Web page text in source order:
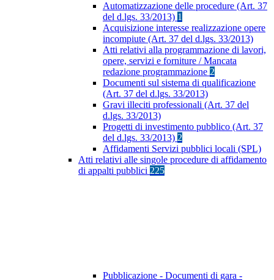
Automatizzazione delle procedure (Art. 37
del d.lgs. 33/2013) 1
Acquisizione interesse realizzazione opere
incompiute (Art. 37 del d.lgs. 33/2013)
Atti relativi alla programmazione di lavori,
opere, servizi e forniture / Mancata
redazione programmazione 2
Documenti sul sistema di qualificazione
(Art. 37 del d.lgs. 33/2013)
Gravi illeciti professionali (Art. 37 del
d.lgs. 33/2013)
Progetti di investimento pubblico (Art. 37
del d.lgs. 33/2013) 2
Affidamenti Servizi pubblici locali (SPL)
Atti relativi alle singole procedure di affidamento
di appalti pubblici 225
Pubblicazione - Documenti di gara -